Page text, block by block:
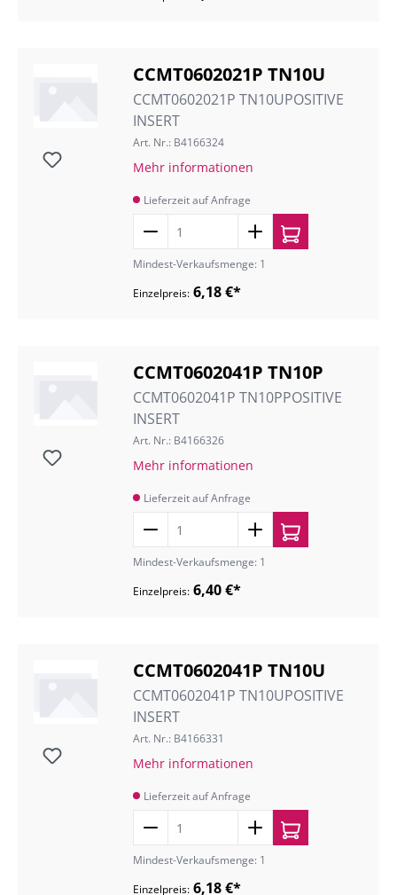
CCMT0602021P TN10U
CCMT0602021P TN10UPOSITIVE
INSERT
Art. Nr.: B4166324
Mehr informationen
Lieferzeit auf Anfrage
Mindest-Verkaufsmenge: 1
Einzelpreis: 6,18 €*
CCMT0602041P TN10P
CCMT0602041P TN10PPOSITIVE
INSERT
Art. Nr.: B4166326
Mehr informationen
Lieferzeit auf Anfrage
Mindest-Verkaufsmenge: 1
Einzelpreis: 6,40 €*
CCMT0602041P TN10U
CCMT0602041P TN10UPOSITIVE
INSERT
Art. Nr.: B4166331
Mehr informationen
Lieferzeit auf Anfrage
Mindest-Verkaufsmenge: 1
Einzelpreis: 6,18 €*